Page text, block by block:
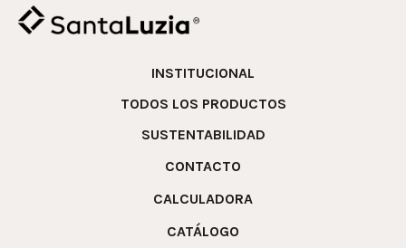
INSTITUCIONAL
TODOS LOS PRODUCTOS
SUSTENTABILIDAD
CONTACTO
CALCULADORA
CATÁLOGO